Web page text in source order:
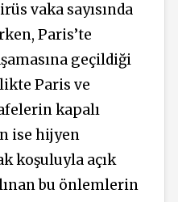
vaka sayısında
Paris’te
geçildiği
Paris ve
kapalı
ise hijyen
koşuluyla açık
bu önlemlerin